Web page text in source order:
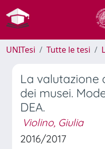
UNITesi Tutte le tesi
La valutazione
dei musei.
DEA.
Violino, Giulia
2016/2017